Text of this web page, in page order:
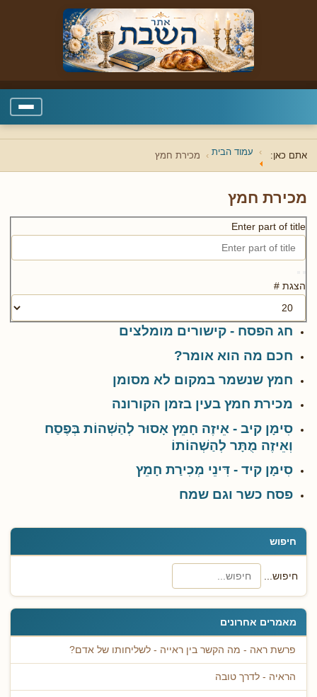
אתם כאן: עמוד הבית מכירת חמץ
חיפוש
חיפוש...
מאמרים אחרונים
פרשת ראה - מה הקשר בין ראייה - לשליחותו של אדם?
הראיה - לדרך טובה
מכירת חמץ
Enter part of title
הצגת #
חג הפסח - קישורים מומלצים
חכם מה הוא אומר?
חמץ שנשמר במקום לא מסומן
מכירת חמץ בעין בזמן הקורונה
סִימָן קיב - אֵיזֶה חָמֵץ אָסוּר לְהַשְׁהוֹת בְּפֶסַח
וְאֵיזֶה מֻתָּר לְהַשְׁהוֹתוֹ
סִימָן קיד - דִּינֵי מְכִירַת חָמֵץ
פסח כשר וגם שמח